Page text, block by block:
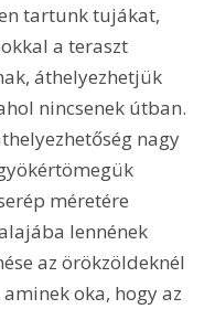
tartunk tujákat,
a teraszt
áthelyezhetjük
nincsenek útban.
nagy
méretére
lennének
az örökzöldeknél
oka, hogy az